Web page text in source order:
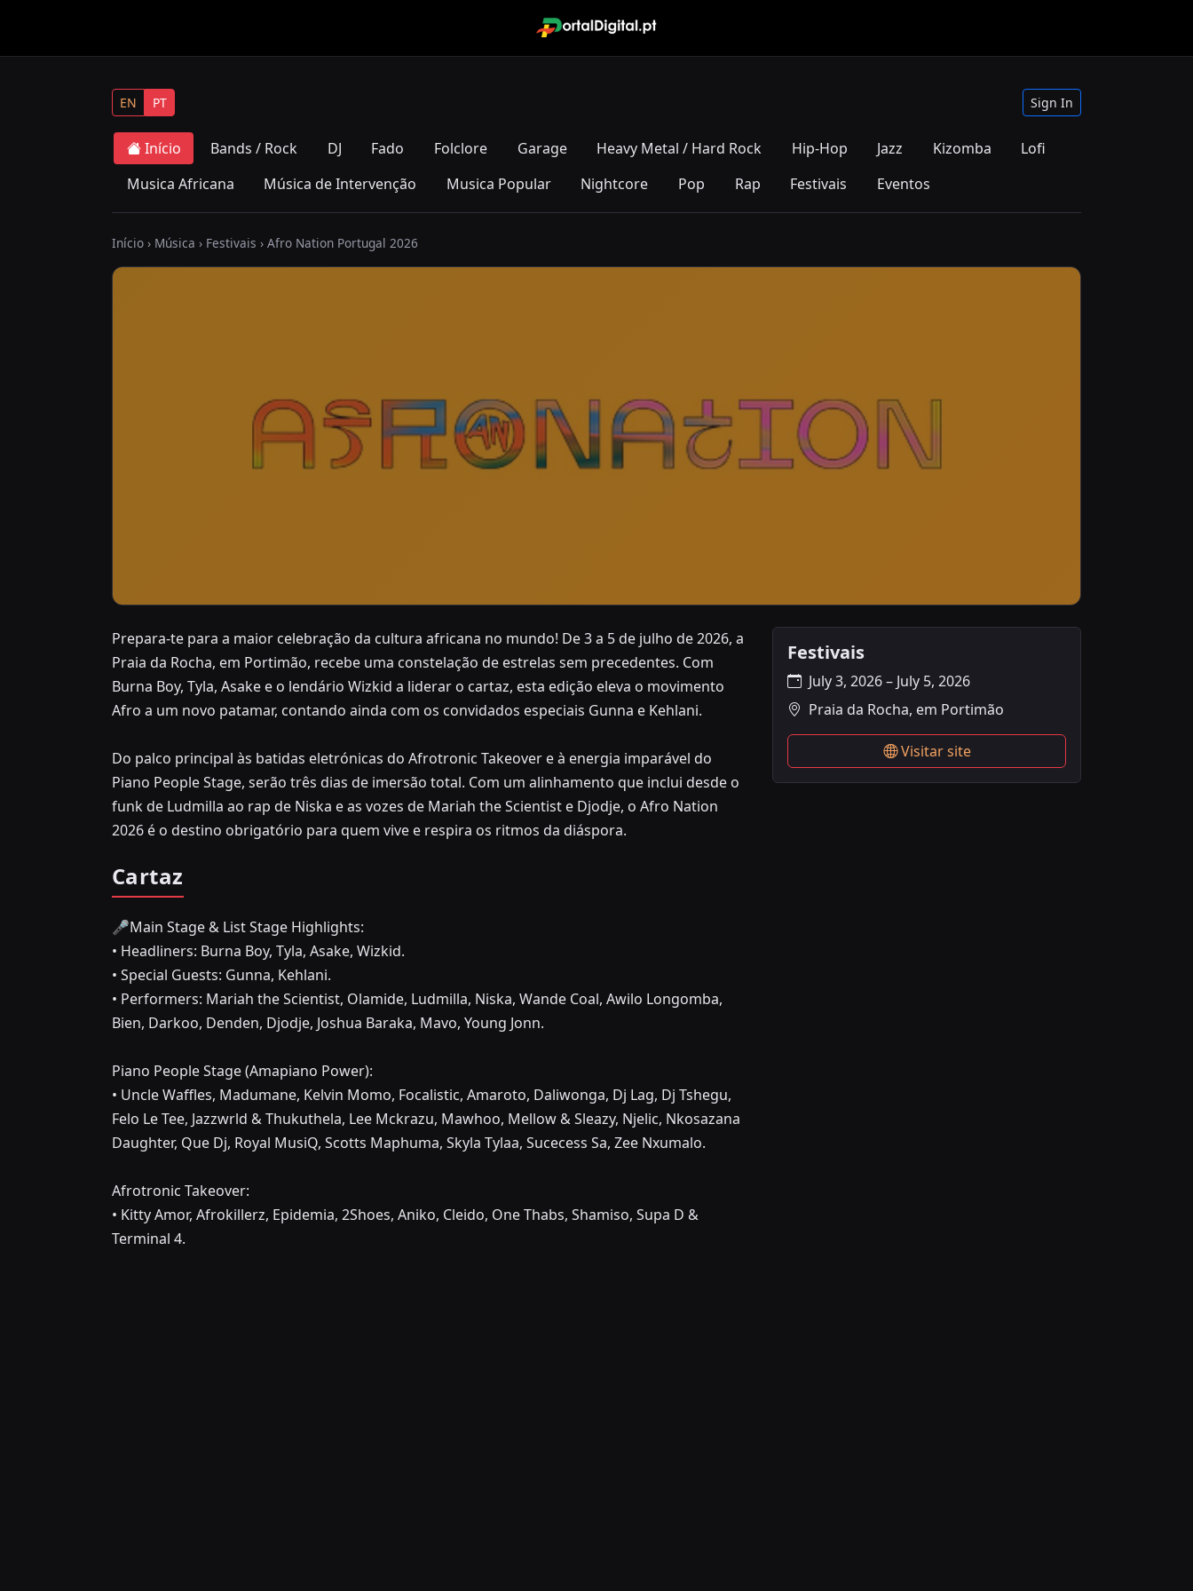
EN PT Sign In
Início Bands / Rock DJ Fado Folclore Garage Heavy Metal / Hard Rock Hip-Hop Jazz Kizomba
Lofi
Musica Africana
Música de Intervenção Musica Popular Nightcore Pop Rap Festivais Eventos
Início › Música › Festivais › Afro Nation Portugal 2026
JULY 3, 2026 – JULY 5, 2026
Afro Nation Portugal 2026
Praia da Rocha, em Portimão
Prepara-te para a maior celebração da cultura africana no mundo! De 3 a 5 de julho de 2026, a
Praia da Rocha, em Portimão, recebe uma constelação de estrelas sem precedentes. Com
Burna Boy, Tyla, Asake e o lendário Wizkid a liderar o cartaz, esta edição eleva o movimento
Afro a um novo patamar, contando ainda com os convidados especiais Gunna e Kehlani.
Do palco principal às batidas eletrónicas do Afrotronic Takeover e à energia imparável do
Piano People Stage, serão três dias de imersão total. Com um alinhamento que inclui desde o
funk de Ludmilla ao rap de Niska e as vozes de Mariah the Scientist e Djodje, o Afro Nation
2026 é o destino obrigatório para quem vive e respira os ritmos da diáspora.
Cartaz
🎤Main Stage & List Stage Highlights:
• Headliners: Burna Boy, Tyla, Asake, Wizkid.
• Special Guests: Gunna, Kehlani.
• Performers: Mariah the Scientist, Olamide, Ludmilla, Niska, Wande Coal, Awilo Longomba,
Bien, Darkoo, Denden, Djodje, Joshua Baraka, Mavo, Young Jonn.
Piano People Stage (Amapiano Power):
• Uncle Waffles, Madumane, Kelvin Momo, Focalistic, Amaroto, Daliwonga, Dj Lag, Dj Tshegu,
Felo Le Tee, Jazzwrld & Thukuthela, Lee Mckrazu, Mawhoo, Mellow & Sleazy, Njelic, Nkosazana
Daughter, Que Dj, Royal MusiQ, Scotts Maphuma, Skyla Tylaa, Sucecess Sa, Zee Nxumalo.
Afrotronic Takeover:
• Kitty Amor, Afrokillerz, Epidemia, 2Shoes, Aniko, Cleido, One Thabs, Shamiso, Supa D &
Terminal 4.
Festivais
July 3, 2026 – July 5, 2026
Praia da Rocha, em Portimão
Visitar site